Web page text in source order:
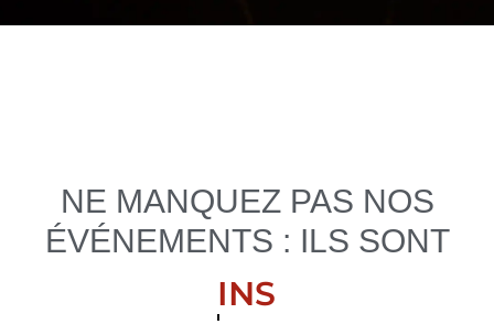
NE MANQUEZ PAS NOS
ÉVÉNEMENTS : ILS SONT
INSPIRANTS.